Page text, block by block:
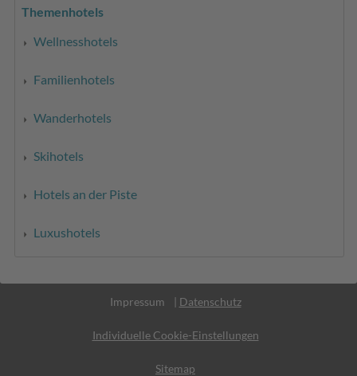
Themenhotels
Wellnesshotels
Familienhotels
Wanderhotels
Skihotels
Hotels an der Piste
Luxushotels
Impressum
| Datenschutz
Individuelle Cookie-Einstellungen
Sitemap